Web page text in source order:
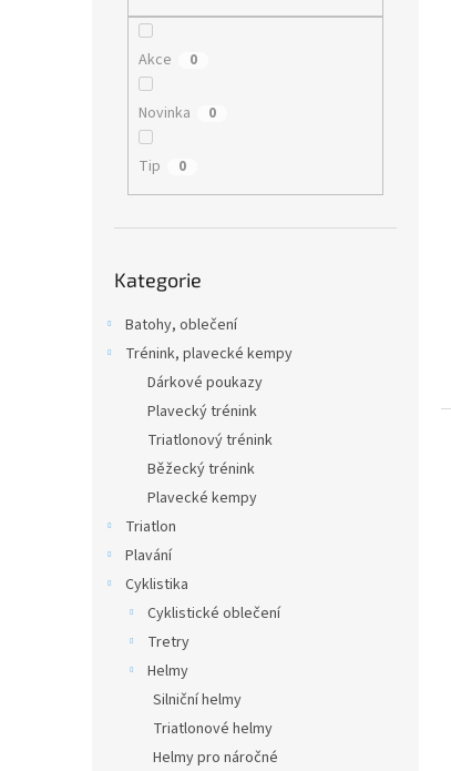
Akce 0
Novinka 0
Tip 0
kategorie
Kategorie
Batohy, oblečení
Trénink, plavecké kempy
Dárkové poukazy
Plavecký trénink
Triatlonový trénink
Běžecký trénink
Plavecké kempy
Triatlon
Plavání
Cyklistika
Cyklistické oblečení
Tretry
Helmy
Silniční helmy
Triatlonové helmy
Helmy pro náročné